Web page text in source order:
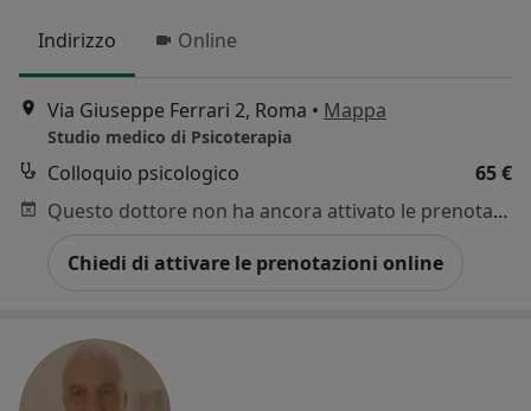
Indirizzo Online
Via Giuseppe Ferrari 2, Roma • Mappa
Studio medico di Psicoterapia
Colloquio psicologico
65 €
Questo dottore non ha ancora attivato le prenotazioni online presso questo indirizzo.
Chiedi di attivare le prenotazioni online